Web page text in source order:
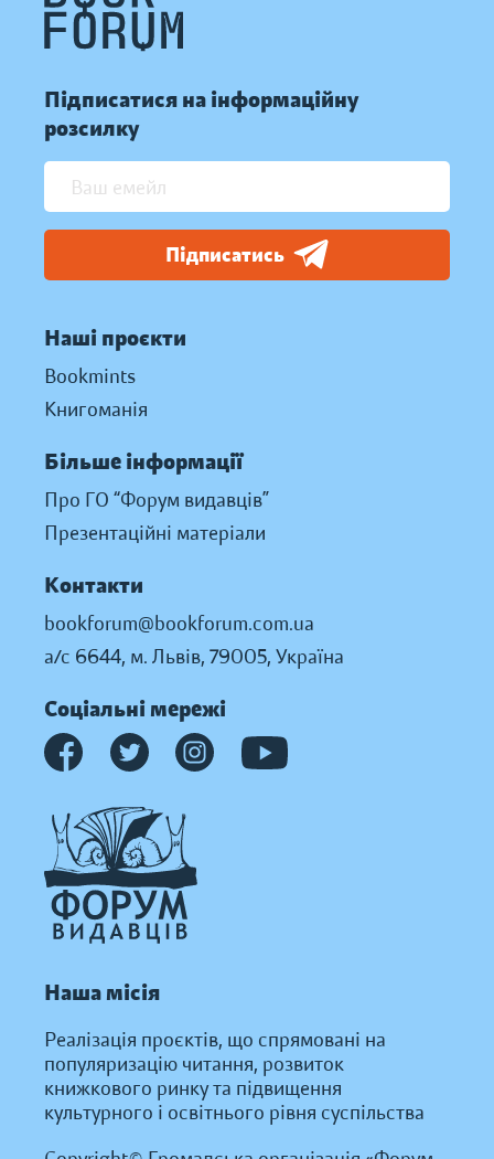
Підписатися на інформаційну
розсилку
Підписатись
Наші проєкти
Bookmints
Книгоманія
Більше інформації
Про ГО “Форум видавців”
Презентаційні матеріали
Контакти
bookforum@bookforum.com.ua
а/с 6644, м. Львів, 79005, Україна
Соціальні мережі
Наша місія
Реалізація проєктів, що спрямовані на
популяризацію читання, розвиток
книжкового ринку та підвищення
культурного і освітнього рівня суспільства